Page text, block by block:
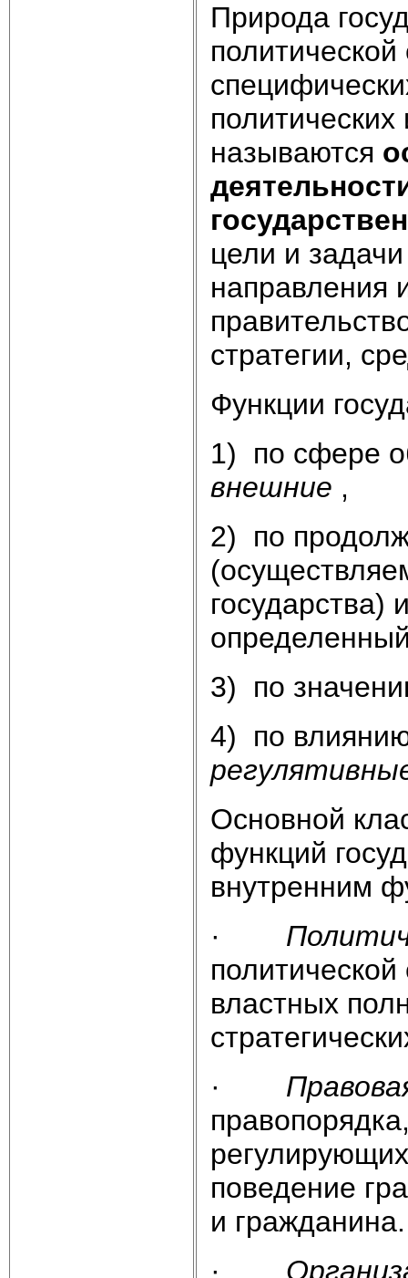
Природа
называются
цели и
направления
стратегии,
Функции
1) по сфере
внешние ,
2) по
государства)
3) по
4) по
Основной
функций
внутренним
·
властных
·
поведение
и гражданина.
·